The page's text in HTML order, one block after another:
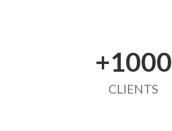
+1000
CLIENTS